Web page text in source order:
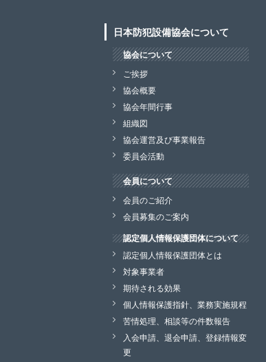
日本防犯設備協会について
協会について
ご挨拶
協会概要
協会年間行事
組織図
協会運営及び事業報告
委員会活動
会員について
会員のご紹介
会員募集のご案内
認定個人情報保護団体について
認定個人情報保護団体とは
対象事業者
期待される効果
個人情報保護指針、業務実施規程
苦情処理、相談等の件数報告
入会申請、退会申請、登録情報変
更